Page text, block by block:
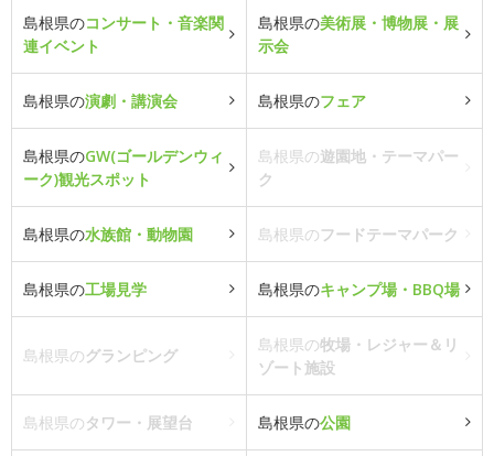
島根県のコンサート・音楽関
連イベント
島根県の美術展・博物展・展
示会
島根県の演劇・講演会 島根県のフェア
島根県のGW(ゴールデンウィ
ーク)観光スポット
島根県の遊園地・テーマパー
ク
島根県の水族館・動物園 島根県のフードテーマパーク
島根県の工場見学 島根県のキャンプ場・BBQ場
島根県のグランピング
島根県の牧場・レジャー＆リ
ゾート施設
島根県のタワー・展望台 島根県の公園